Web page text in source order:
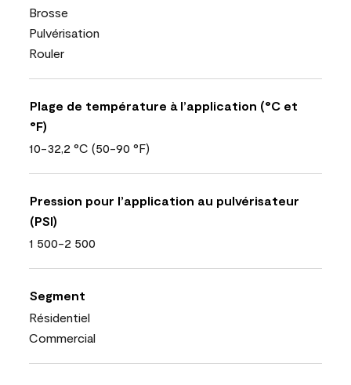
Brosse
Pulvérisation
Rouler
Plage de température à l’application (°C et
°F)
10-32,2 °C (50-90 °F)
Pression pour l’application au pulvérisateur
(PSI)
1 500-2 500
Segment
Résidentiel
Commercial